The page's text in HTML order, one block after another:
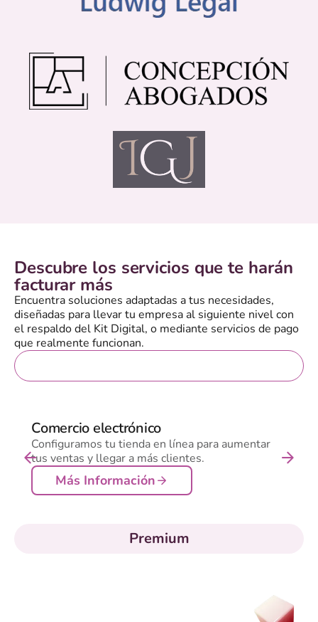
Descubre los servicios que te harán
facturar más
Encuentra soluciones adaptadas a tus necesidades,
diseñadas para llevar tu empresa al siguiente nivel con
el respaldo del Kit Digital, o mediante servicios de pago
que realmente funcionan.
Premium
Comercio electrónico
Configuramos tu tienda en línea para aumentar
tus ventas y llegar a más clientes.
Más Información